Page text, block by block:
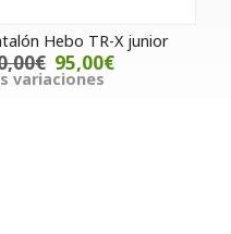
Hebo TR-X junior
95,00€
variaciones